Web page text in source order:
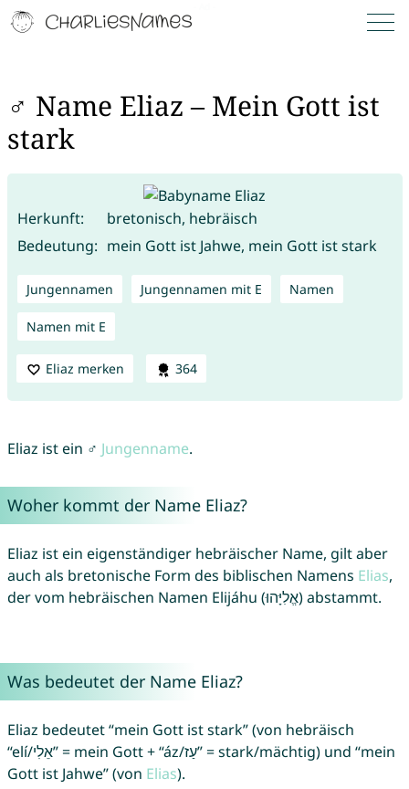
♂ Name Eliaz – Mein Gott ist
stark
Herkunft:
bretonisch, hebräisch
Bedeutung: mein Gott ist Jahwe, mein Gott ist stark
Jungennamen Jungennamen mit E Namen
Namen mit E
Eliaz merken 364
Eliaz ist ein ♂ Jungenname.
Woher kommt der Name Eliaz?
Eliaz ist ein eigenständiger hebräischer Name, gilt aber
auch als bretonische Form des biblischen Namens Elias,
der vom hebräischen Namen Elijáhu (אֱלִיָּהוּ) abstammt.
Was bedeutet der Name Eliaz?
Eliaz bedeutet “mein Gott ist stark” (von hebräisch
“elí/אֵלִי” = mein Gott + “áz/עַז” = stark/mächtig) und “mein
Gott ist Jahwe” (von Elias).